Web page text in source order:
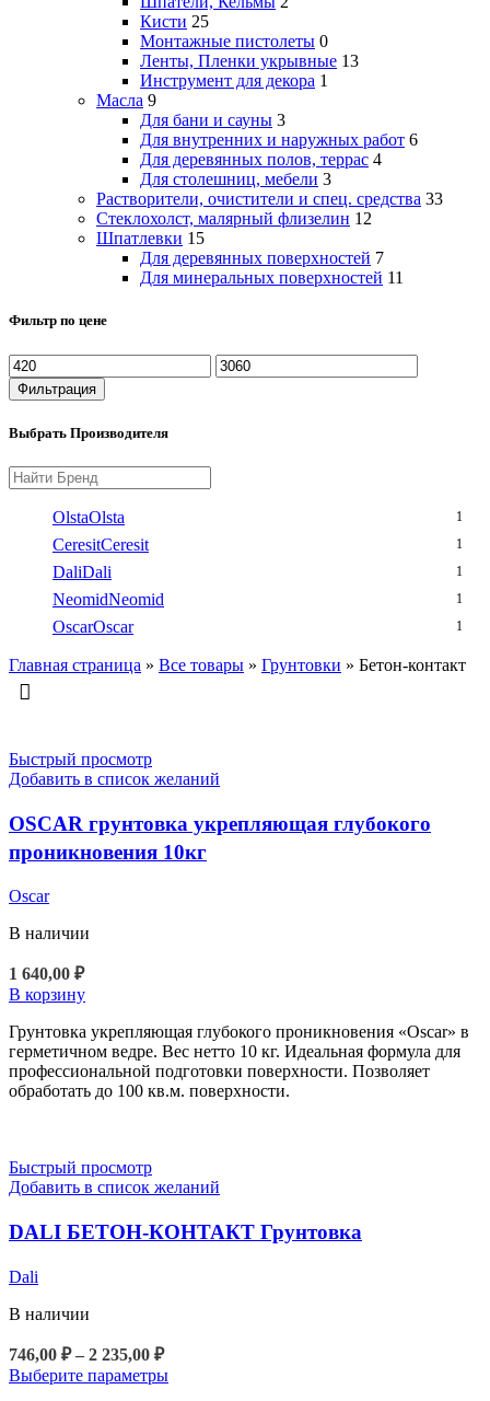
Кисти 25
Монтажные пистолеты 0
Ленты, Пленки укрывные 13
Инструмент для декора 1
Масла 9
Для бани и сауны 3
Для внутренних и наружных работ 6
Для деревянных полов, террас 4
Для столешниц, мебели 3
Растворители, очистители и спец. средства 33
Стеклохолст, малярный флизелин 12
Шпатлевки 15
Для деревянных поверхностей 7
Для минеральных поверхностей 11
Фильтр по цене
Минимальная
цена
Максимальная
цена
Фильтрация
Выбрать Производителя
OlstaOlsta 1
CeresitCeresit 1
DaliDali 1
NeomidNeomid 1
OscarOscar 1
Главная страница » Все товары » Грунтовки » Бетон-контакт
Быстрый просмотр
Добавить в список желаний
OSCAR грунтовка укрепляющая глубокого
проникновения 10кг
Oscar
В наличии
1 640,00 ₽
В корзину
Грунтовка укрепляющая глубокого проникновения «Oscar» в
герметичном ведре. Вес нетто 10 кг. Идеальная формула для
профессиональной подготовки поверхности. Позволяет
обработать до 100 кв.м. поверхности.
Быстрый просмотр
Добавить в список желаний
DALI БЕТОН-КОНТАКТ Грунтовка
Dali
В наличии
746,00 ₽ – 2 235,00 ₽Диапазон
цен:
Выберите параметрыЭтот